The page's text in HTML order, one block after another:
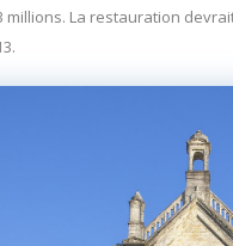
millions. La restauration